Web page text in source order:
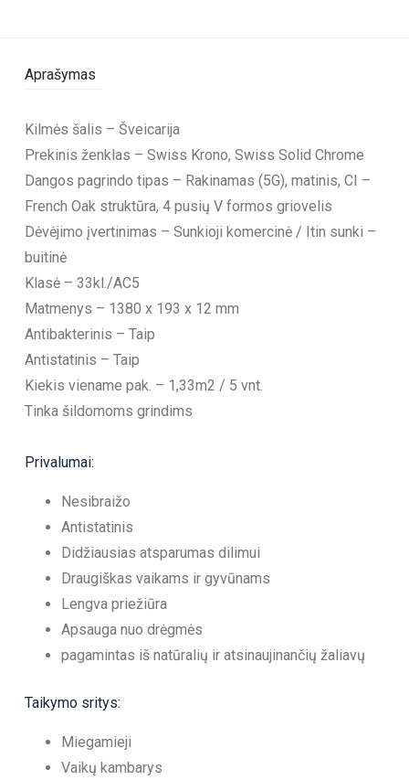
Aprašymas
Kilmės šalis – Šveicarija
Prekinis ženklas – Swiss Krono, Swiss Solid Chrome
Dangos pagrindo tipas – Rakinamas (5G), matinis, CI –
French Oak struktūra, 4 pusių V formos griovelis
Dėvėjimo įvertinimas – Sunkioji komercinė / Itin sunki –
buitinė
Klasė – 33kl./AC5
Matmenys – 1380 x 193 x 12 mm
Antibakterinis – Taip
Antistatinis – Taip
Kiekis viename pak. – 1,33m2 / 5 vnt.
Tinka šildomoms grindims
Privalumai:
Nesibraižo
Antistatinis
Didžiausias atsparumas dilimui
Draugiškas vaikams ir gyvūnams
Lengva priežiūra
Apsauga nuo drėgmės
pagamintas iš natūralių ir atsinaujinančių žaliavų
Taikymo sritys:
Miegamieji
Vaikų kambarys